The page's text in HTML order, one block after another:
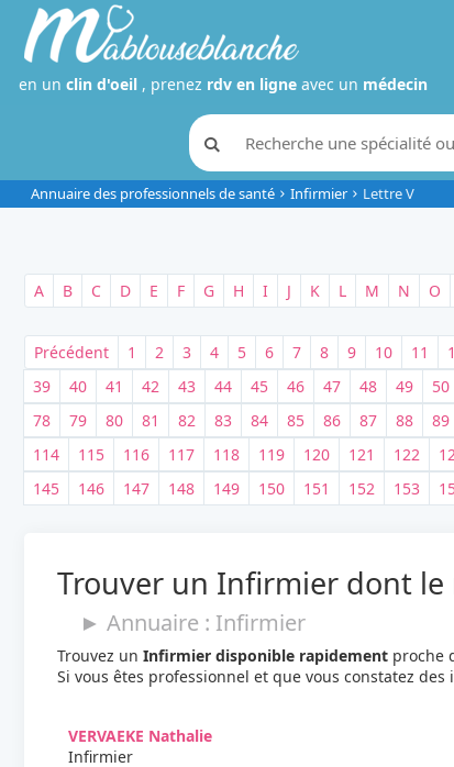
en un clin d'oeil , prenez rdv en ligneavec un médecin
Annuaire des professionnels de santé Infirmier Lettre V
A B C D E F G H I J K L M N O
Précédent 1 2 3 4 5 6 7 8 9 10 11
39
40 41 42 43 44 45 46 47 48 49 50
78
79 80 81 82 83 84 85 86 87 88 89
114
115 116 117 118 119 120 121 122
145
146 147 148 149 150 151 152 153
Trouver un Infirmier dont le
► Annuaire : Infirmier
Trouvez un Infirmier disponible rapidementproche
Si vous êtes professionnel et que vous constatez
VERVAEKE Nathalie
Infirmier